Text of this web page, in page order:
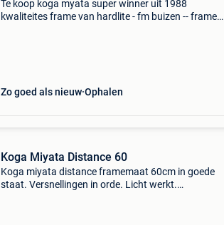
Te koop koga myata super winner uit 1988
kwaliteites frame van hardlite - fm buizen -- frame
Zo goed als nieuw Ophalen
Koga Miyata Distance 60
Koga miyata distance framemaat 60cm in goede
staat. Versnellingen in orde. Licht werkt.